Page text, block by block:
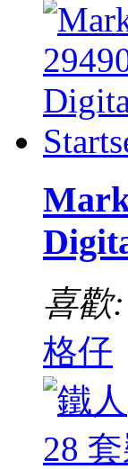
喜
格仔